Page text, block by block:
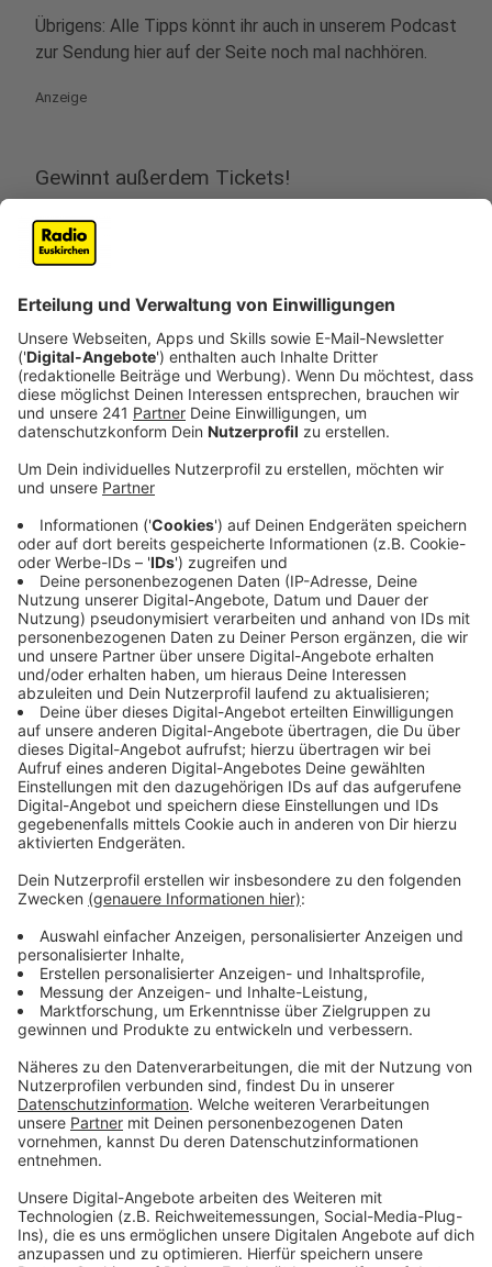
Übrigens: Alle Tipps könnt ihr auch in unserem Podcast
zur Sendung hier auf der Seite noch mal nachhören.
Anzeige
Gewinnt außerdem Tickets!
Kanal ein Familienticket (2 Erw. + 3 Kinder) für den
Eintritt in das„Deutsche Fußballmuseum“ in Dortmund
sowie ein „Schöner Tag Ticket“ der DB Regio NRW zur
An-/Abreise für ebenfalls 5 Personen.
Bis zur 3. Sendung kann auch der/die GewinnerIn
an der Verlosung von 2 Eintrittskarten für das EM
Halbfinale in Dortmund teilnehmen.
Mehr Infos hier!
Anzeige
Ihr habt eine Sendung verpasst? Kein
Problem!
Anzeige
Hier könnt ihr alle Folgen unserer Freizeittipps
nachhören. Natürlich gibt es die auch auf allen
bekannten Podcast-Plattformen.
Anzeige
Anzeige
Anzeige
Hier geht es zu den Tipps!
Anzeige